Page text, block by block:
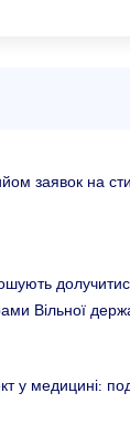
заявок на
Вільної
у медицині: